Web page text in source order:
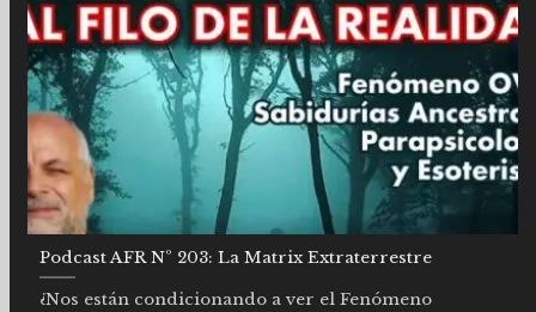
Podcast AFR Nº 203: La Matrix Extraterrestre
¿Nos están condicionando a ver el Fenómeno